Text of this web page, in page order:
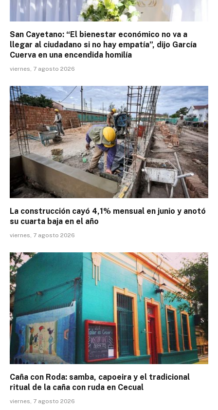
San Cayetano: “El bienestar económico no va a
llegar al ciudadano si no hay empatía”, dijo García
Cuerva en una encendida homilía
viernes, 7 agosto 2026
La construcción cayó 4,1% mensual en junio y anotó
su cuarta baja en el año
viernes, 7 agosto 2026
Caña con Roda: samba, capoeira y el tradicional
ritual de la caña con ruda en Cecual
viernes, 7 agosto 2026